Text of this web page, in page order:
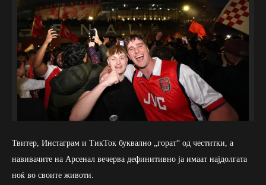
Твитер, Инстаграм и ТикТок буквално „горат“ од честитки, а
навивачите на Арсенал вечерва дефинитивно ја имаат најдолгата
ноќ во своите животи.